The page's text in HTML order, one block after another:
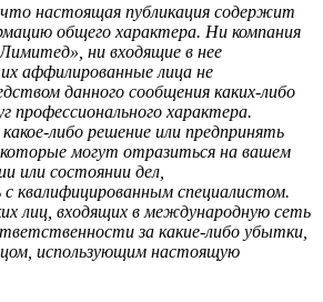
настоящая публикация содержит
общего характера. Ни компания
ни входящие в нее
аффилированные лица не
данного сообщения каких-либо
профессионального характера.
либо решение или предпринять
которые могут отразиться на вашем
или состоянии дел,
с квалифицированным специалистом.
лиц, входящих в международную сеть
за какие-либо убытки,
использующим настоящую